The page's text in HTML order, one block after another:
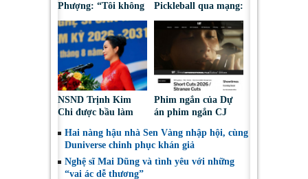
Phượng: “Tôi không
bao giờ hối hận về
những gì mình đã
chọn”
Pickleball qua mạng:
Nguy cơ bị chiếm
đoạt tài sản
NSND Trịnh Kim
Chi được bầu làm
Nghệ sĩ Sân khấu
Việt Nam
Phim ngắn của Dự
án phim ngắn CJ
tại LHP quốc tế
Toronto 2026
Hai nàng hậu nhà Sen Vàng nhập hội, cùng
Duniverse chinh phục khán giả
Nghệ sĩ Mai Dũng và tình yêu với những
“vai ác dễ thương”